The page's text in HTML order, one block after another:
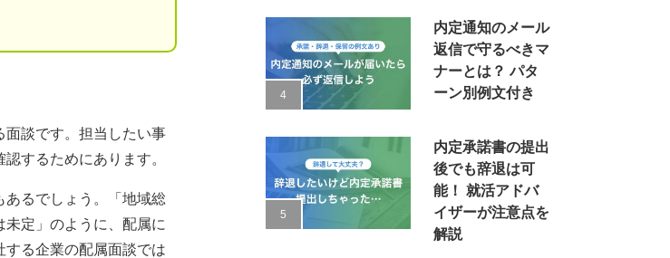
面談です。担当したい事
するためにあります。
あるでしょう。「地域総
定」のように、配属に
る企業の配属面談では
内定通知のメール
返信で守るべきマ
ナーとは？ パタ
ーン別例文付き
内定承諾書の提出
後でも辞退は可
能！ 就活アドバ
イザーが注意点を
解説